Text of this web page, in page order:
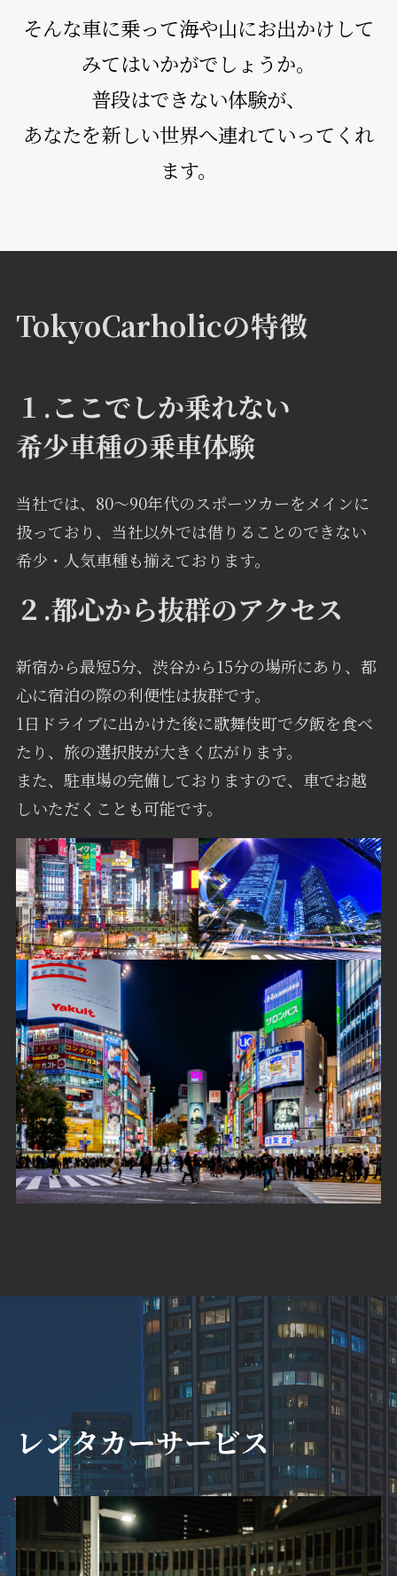
そんな車に乗って海や山にお出かけして
みてはいかがでしょうか。
普段はできない体験が、
あなたを新しい世界へ連れていってくれ
ます。
TokyoCarholicの特徴
１.ここでしか乗れない
希少車種の乗車体験
当社では、80～90年代のスポーツカーをメインに
扱っており、当社以外では借りることのできない
希少・人気車種も揃えております。
２.都心から抜群のアクセス
新宿から最短5分、渋谷から15分の場所にあり、都
心に宿泊の際の利便性は抜群です。
1日ドライブに出かけた後に歌舞伎町で夕飯を食べ
たり、旅の選択肢が大きく広がります。
また、駐車場の完備しておりますので、車でお越
しいただくことも可能です。
レンタカーサービス